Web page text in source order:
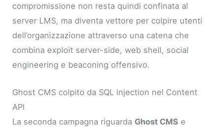
compromissione non resta quindi confinata al
server LMS, ma diventa vettore per colpire utenti
dell’organizzazione attraverso una catena che
combina exploit server-side, web shell, social
engineering e beaconing offensivo.
Ghost CMS colpito da SQL injection nel Content
API
La seconda campagna riguarda Ghost CMS e